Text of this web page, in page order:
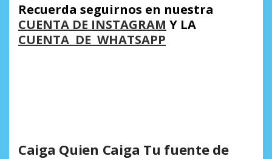
Recuerda seguirnos en nuestra
CUENTA DE INSTAGRAM Y LA
CUENTA DE WHATSAPP
Caiga Quien Caiga Tu fuente de